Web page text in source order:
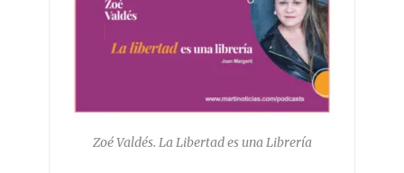
Zoé Valdés. La Libertad es una Librería